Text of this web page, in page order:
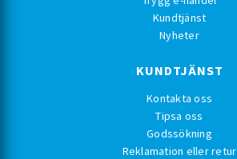
Kundtjänst
Nyheter
KUNDTJÄNST
Kontakta oss
Tipsa oss
Godssökning
Reklamation eller retur